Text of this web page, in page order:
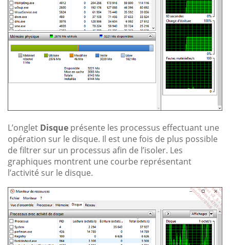
L’onglet Disque présente les processus effectuant une
opération sur le disque. Il est une fois de plus possible
de filtrer sur un processus afin de l’isoler. Les
graphiques montrent une courbe représentant
l’activité sur le disque.